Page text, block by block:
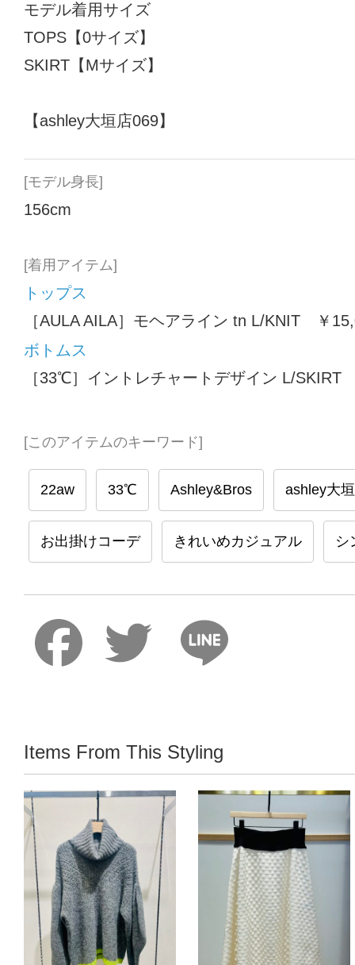
モデル着用サイズ
TOPS【0サイズ】
SKIRT【Mサイズ】
【ashley大垣店069】
[モデル身長]
156cm
[着用アイテム]
トップス
［AULA AILA］モヘアライン tn L/KNIT ￥
ボトムス
［33℃］イントレチャートデザイン L/
[このアイテムのキーワード]
22aw 33℃ Ashley&Bros ashley大
お出掛けコーデ きれいめカジュアル シ
Twitter
Items From This Styling